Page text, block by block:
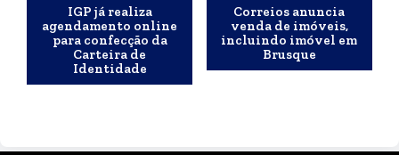
IGP já realiza
agendamento online
para confecção da
Carteira de
Identidade
Correios anuncia
venda de imóveis,
incluindo imóvel em
Brusque